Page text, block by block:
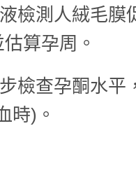
檢測人絨毛膜
算孕周。
檢查孕酮水平
時)。